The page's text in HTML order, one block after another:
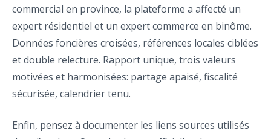
commercial en province, la plateforme a affecté un
expert résidentiel et un expert commerce en binôme.
Données foncières croisées, références locales ciblées
et double relecture. Rapport unique, trois valeurs
motivées et harmonisées: partage apaisé, fiscalité
sécurisée, calendrier tenu.
Enfin, pensez à documenter les liens sources utilisés